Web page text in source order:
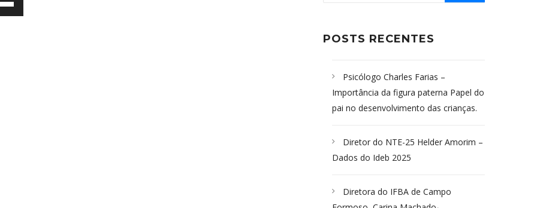
POSTS RECENTES
Psicólogo Charles Farias –
Importância da figura paterna Papel do
pai no desenvolvimento das crianças.
Diretor do NTE-25 Helder Amorim –
Dados do Ideb 2025
Diretora do IFBA de Campo